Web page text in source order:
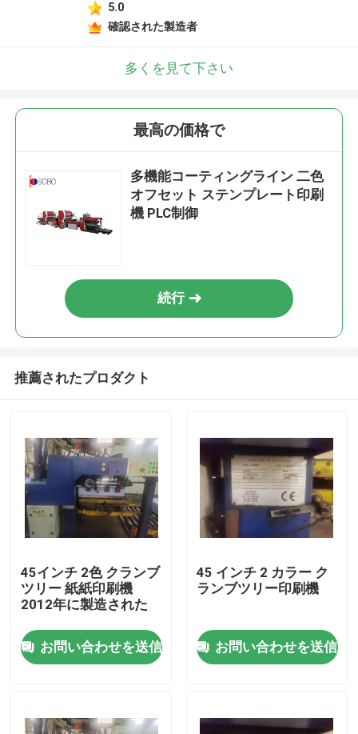
家
5.0
確認された製造者
多くを見て下さい
最高の価格で
多機能コーティングライン 二色
オフセット ステンプレート印刷
機 PLC制御
続行
推薦されたプロダクト
45インチ 2色 クランブ
ツリー 紙紙印刷機
2012年に製造された
お問い合わせを送信
45 インチ 2 カラー ク
ランブツリー印刷機
お問い合わせを送信